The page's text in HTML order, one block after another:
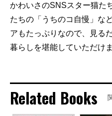
かわいさのSNSスター猫た
たちの「うちのコ自慢」な
アもたっぷりなので、見る
暮らしを堪能していただけ
Related Books